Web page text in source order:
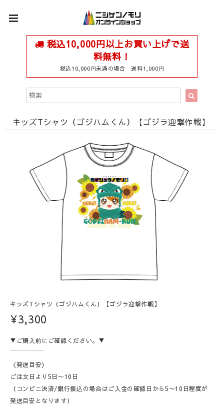
税込10,000円以上お買い上げで送
料無料！
税込10,000円未満の場合 送料1,000円
キッズTシャツ（ゴジハムくん）【ゴジラ迎撃作戦】
キッズTシャツ（ゴジハムくん）【ゴジラ迎撃作戦】
¥3,300
▼ご購入前にご確認ください。▼
‾‾‾‾‾‾‾‾‾‾‾‾‾‾‾
〈発送目安〉
ご注文日より5日〜10日
（コンビニ決済/銀行振込の場合はご入金の確認日から5〜10日程度が
発送目安となります）